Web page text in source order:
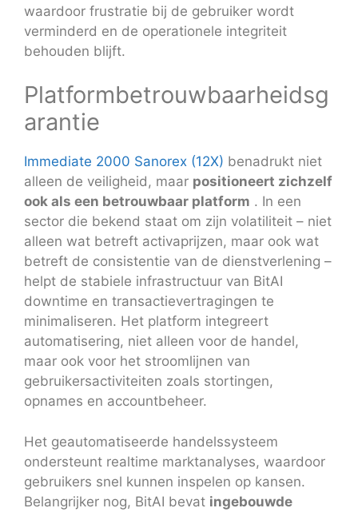
waardoor frustratie bij de gebruiker wordt
verminderd en de operationele integriteit
behouden blijft.
Platformbetrouwbaarheidsg
arantie
Immediate 2000 Sanorex (12X) benadrukt niet
alleen de veiligheid, maar positioneert zichzelf
ook als een betrouwbaar platform . In een
sector die bekend staat om zijn volatiliteit – niet
alleen wat betreft activaprijzen, maar ook wat
betreft de consistentie van de dienstverlening –
helpt de stabiele infrastructuur van BitAI
downtime en transactievertragingen te
minimaliseren. Het platform integreert
automatisering, niet alleen voor de handel,
maar ook voor het stroomlijnen van
gebruikersactiviteiten zoals stortingen,
opnames en accountbeheer.
Het geautomatiseerde handelssysteem
ondersteunt realtime marktanalyses, waardoor
gebruikers snel kunnen inspelen op kansen.
Belangrijker nog, BitAI bevat ingebouwde